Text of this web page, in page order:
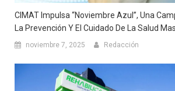
CIMAT Impulsa “Noviembre Azul”, Una
La Prevención Y El Cuidado De La Salud
noviembre 7, 2025 Redacción